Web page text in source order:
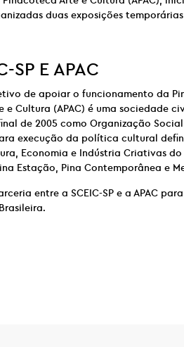
duas exposições
SP EAPAC
de apoiar o funcionamento da
e Cultura (APAC) é uma sociedade
de 2005 como Organização
execução da política cultural
Economia e Indústria Criativas do
Estação, Pina Contemporânea e
entre a SCEIC-SP e a APAC